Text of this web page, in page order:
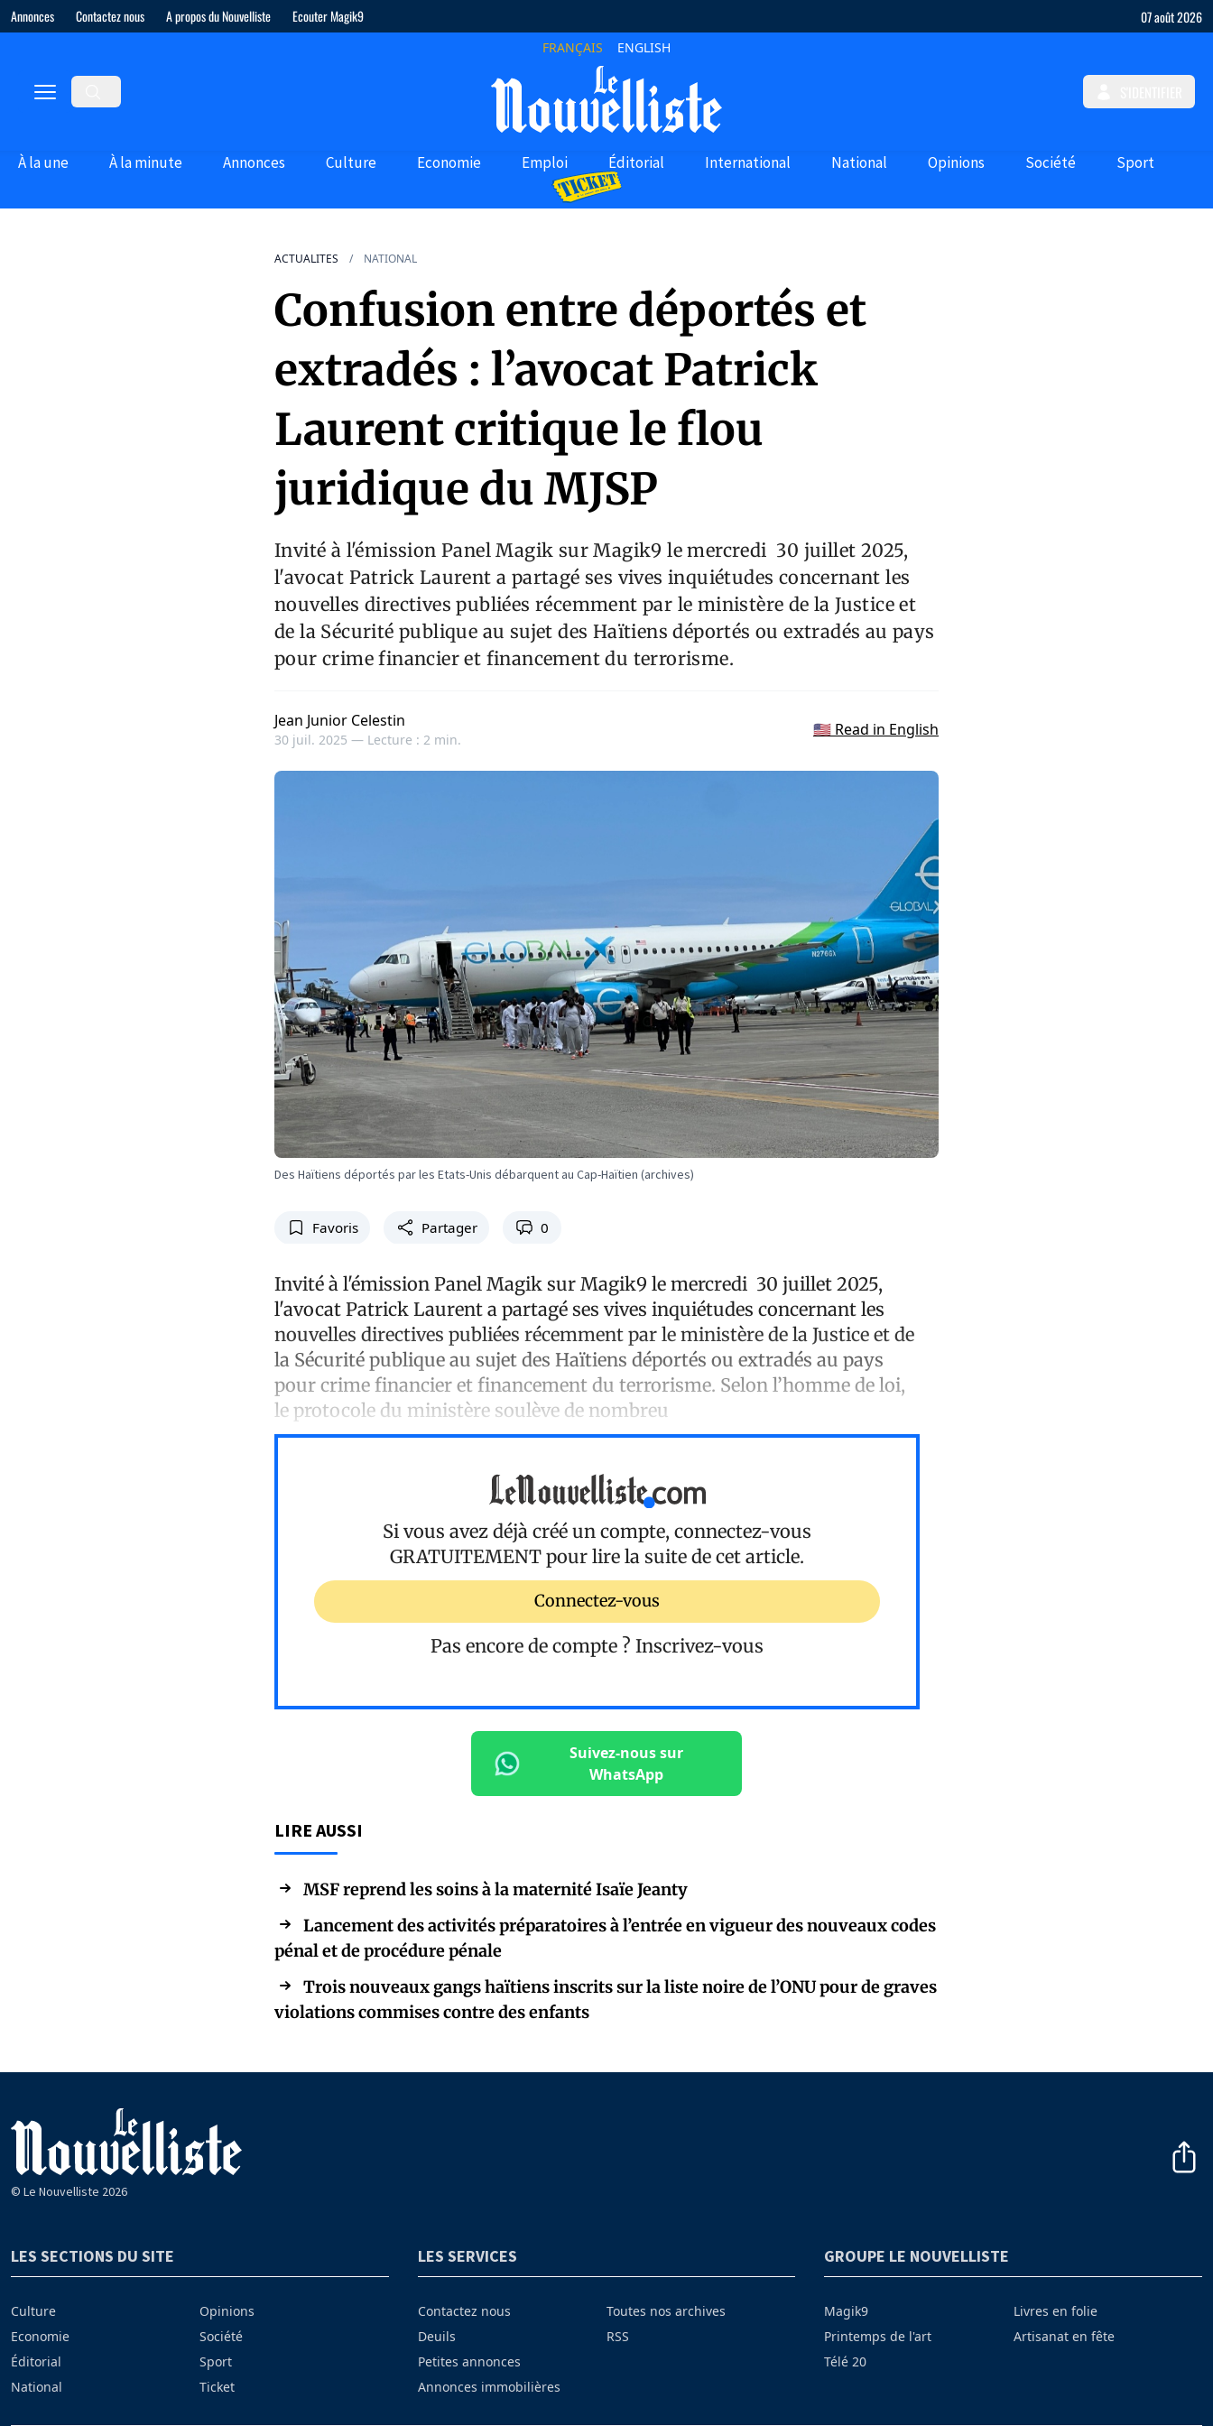
Annonces Contactez nous A propos du Nouvelliste Ecouter Magik9 07 août 2026
FRANÇAIS ENGLISH
À la une À la minute Annonces Culture Economie Emploi Éditorial International National Opinions Société Sport
ACTUALITES NATIONAL
Confusion entre déportés et
extradés : l’avocat Patrick
Laurent critique le flou
juridique du MJSP
Invité à l'émission Panel Magik sur Magik9 le mercredi 30 juillet 2025,
l'avocat Patrick Laurent a partagé ses vives inquiétudes concernant les
nouvelles directives publiées récemment par le ministère de la Justice et
de la Sécurité publique au sujet des Haïtiens déportés ou extradés au pays
pour crime financier et financement du terrorisme.
Jean Junior Celestin
30 juil. 2025 — Lecture : 2 min.
🇺🇸 Read in English
Des Haïtiens déportés par les Etats-Unis débarquent au Cap-Haïtien (archives)
Favoris Partager 0
Invité à l'émission Panel Magik sur Magik9 le mercredi 30 juillet 2025,
l'avocat Patrick Laurent a partagé ses vives inquiétudes concernant les
nouvelles directives publiées récemment par le ministère de la Justice et de
la Sécurité publique au sujet des Haïtiens déportés ou extradés au pays
pour crime financier et financement du terrorisme. Selon l’homme de loi,
le protocole du ministère soulève de nombreu
Si vous avez déjà créé un compte, connectez-vous
GRATUITEMENT pour lire la suite de cet article.
Connectez-vous
Pas encore de compte ? Inscrivez-vous
Suivez-nous sur
WhatsApp
LIRE AUSSI
MSF reprend les soins à la maternité Isaïe Jeanty
Lancement des activités préparatoires à l’entrée en vigueur des nouveaux codes
pénal et de procédure pénale
Trois nouveaux gangs haïtiens inscrits sur la liste noire de l’ONU pour de graves
violations commises contre des enfants
© Le Nouvelliste 2026
LES SECTIONS DU SITE
Culture
Economie
Éditorial
National
Opinions
Société
Sport
Ticket
LES SERVICES
Contactez nous
Deuils
Petites annonces
Annonces immobilières
Toutes nos archives
RSS
GROUPE LE NOUVELLISTE
Magik9
Printemps de l'art
Télé 20
Livres en folie
Artisanat en fête